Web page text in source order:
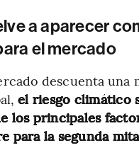
a aparecer
el mercado
descuenta una
el riesgo climático
los principales
para la segunda